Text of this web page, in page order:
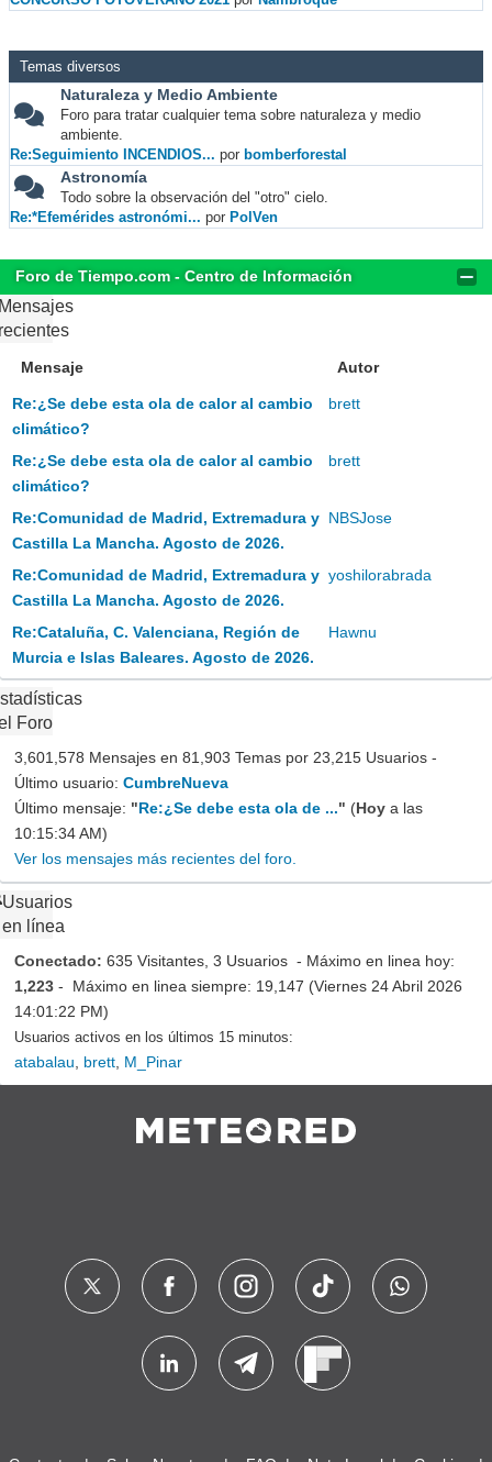
Temas diversos
Naturaleza y Medio Ambiente
Foro para tratar cualquier tema sobre naturaleza y medio
ambiente.
Re:Seguimiento INCENDIOS... por bomberforestal
Astronomía
Todo sobre la observación del "otro" cielo.
Re:*Efemérides astronómi... por PolVen
Foro de Tiempo.com - Centro de Información
Mensaje Autor
Re:¿Se debe esta ola de calor al cambio
climático?
brett
Re:¿Se debe esta ola de calor al cambio
climático?
brett
Re:Comunidad de Madrid, Extremadura y
Castilla La Mancha. Agosto de 2026.
NBSJose
Re:Comunidad de Madrid, Extremadura y
Castilla La Mancha. Agosto de 2026.
yoshilorabrada
Re:Cataluña, C. Valenciana, Región de
Murcia e Islas Baleares. Agosto de 2026.
Hawnu
Foro
3,601,578 Mensajes en 81,903 Temas por 23,215 Usuarios -
Último usuario: CumbreNueva
Último mensaje: "Re:¿Se debe esta ola de ..." (Hoy a las
10:15:34 AM)
Ver los mensajes más recientes del foro.
Usuarios
en línea
Conectado: 635 Visitantes, 3 Usuarios - Máximo en linea hoy:
1,223 - Máximo en linea siempre: 19,147 (Viernes 24 Abril 2026
14:01:22 PM)
Usuarios activos en los últimos 15 minutos:
atabalau brett M_Pinar